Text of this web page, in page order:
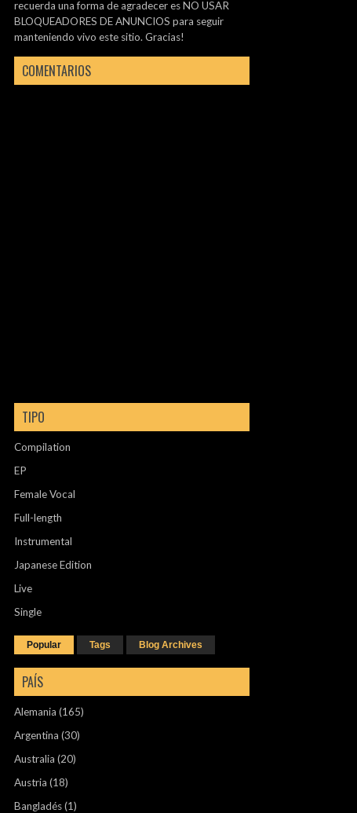
recuerda una forma de agradecer es NO USAR
BLOQUEADORES DE ANUNCIOS para seguir
manteniendo vivo este sitio. Gracias!
COMENTARIOS
TIPO
Compilation
EP
Female Vocal
Full-length
Instrumental
Japanese Edition
Live
Single
Popular Tags Blog Archives
PAÍS
Alemania (165)
Argentina (30)
Australia (20)
Austria (18)
Bangladés(1)